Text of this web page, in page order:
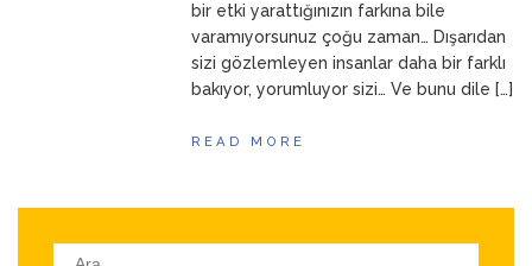
bir etki yarattığınızın farkına bile
varamıyorsunuz çoğu zaman… Dışarıdan
sizi gözlemleyen insanlar daha bir farklı
bakıyor, yorumluyor sizi… Ve bunu dile […]
READ MORE
Arama: